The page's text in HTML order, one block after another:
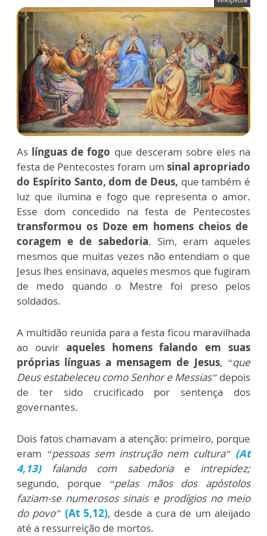
As línguas de fogo que desceram sobre eles na
festa de Pentecostes foram umsinal apropriado
do Espírito Santo, dom de Deus, que também é
luz que ilumina e fogo que representa o amor.
Esse dom concedido na festa de Pentecostes
transformou os Doze em homens cheios de
coragem e de sabedoria. Sim, eram aqueles
mesmos que muitas vezes não entendiam o que
Jesus lhes ensinava, aqueles mesmos que fugiram
de medo quando o Mestre foi preso pelos
soldados.
A multidão reunida para a festa ficou maravilhada
ao ouvir aqueles homens falando em suas
próprias línguas a mensagem de Jesus, “que
Deus estabeleceu como Senhor e Messias” depois
de ter sido crucificado por sentença dos
governantes.
Dois fatos chamavam a atenção: primeiro, porque
eram “pessoas sem instrução nem cultura” (At
4,13)falando com sabedoria e intrepidez;
segundo, porque “pelas mãos dos apóstolos
faziam-se numerosos sinais e prodígios no meio
do povo” (At 5,12), desde a cura de um aleijado
até a ressurreição de mortos.